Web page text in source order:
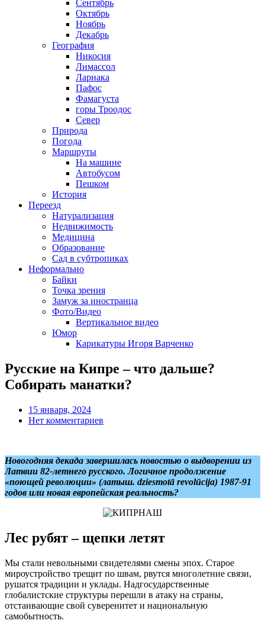
Сентябрь
Октябрь
Ноябрь
Декабрь
География
Никосия
Лимассол
Ларнака
Пафос
Фамагуста
горы Троодос
Север
Природа
Погода
Маршруты
На машине
Автобусом
Пешком
История
Переезд
Натурализация
Недвижимость
Медицина
Образование
Сад в субтропиках
Неформально
Байки
Точка зрения
Замуж за иностранца
Фото/Видео
Вертикальное видео
Юмор
Карикатуры Игоря Варченко
Русские на Кипре – что дальше?
Собирать манатки?
15 января, 2024
Нет комментариев
Новогодняя декада завершилась новостью о выдворении из
Латвии 82-летнего русского. Логичное продолжение
«поющей революции» (латыш. dziesmotā revolūcija) 1987-91
годов или новая европейская реальность?
Лес рубят – щепки летят
Мы стали невольными свидетелями смены эпох. Старое
мироустройство трещит по швам, рвутся многолетние связи,
рушатся традиции и уклады. Надгосударственные
глобалистские структуры перешли в атаку на страны,
отстаивающие свой суверенитет и национальную
самобытность.